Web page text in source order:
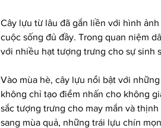
Cây lựu từ lâu đã gắn liền với hình
cuộc sống đủ đầy. Trong quan niệm
với nhiều hạt tượng trưng cho sự sinh
Vào mùa hè, cây lựu nổi bật với
không chỉ tạo điểm nhấn cho không
sắc tượng trưng cho may mắn và
sang mùa quả, những trái lựu chín